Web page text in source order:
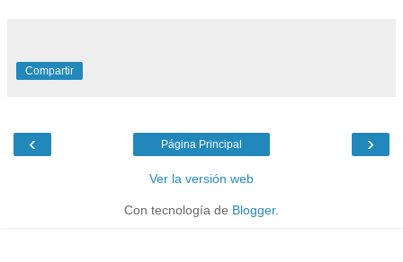
Compartir
‹ ›
Página Principal
Ver la versión web
Con tecnología de Blogger.